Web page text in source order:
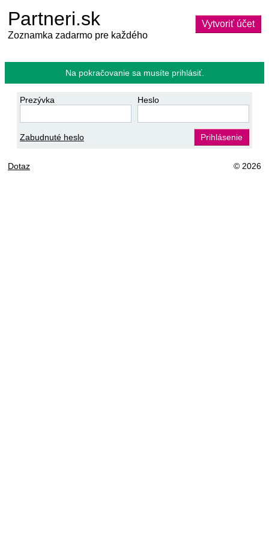
Partneri.sk
Zoznamka zadarmo pre každého
Vytvoriť účet
Na pokračovanie sa musíte prihlásiť.
Prezývka Heslo
Zabudnuté heslo Prihlásenie
Dotaz © 2026